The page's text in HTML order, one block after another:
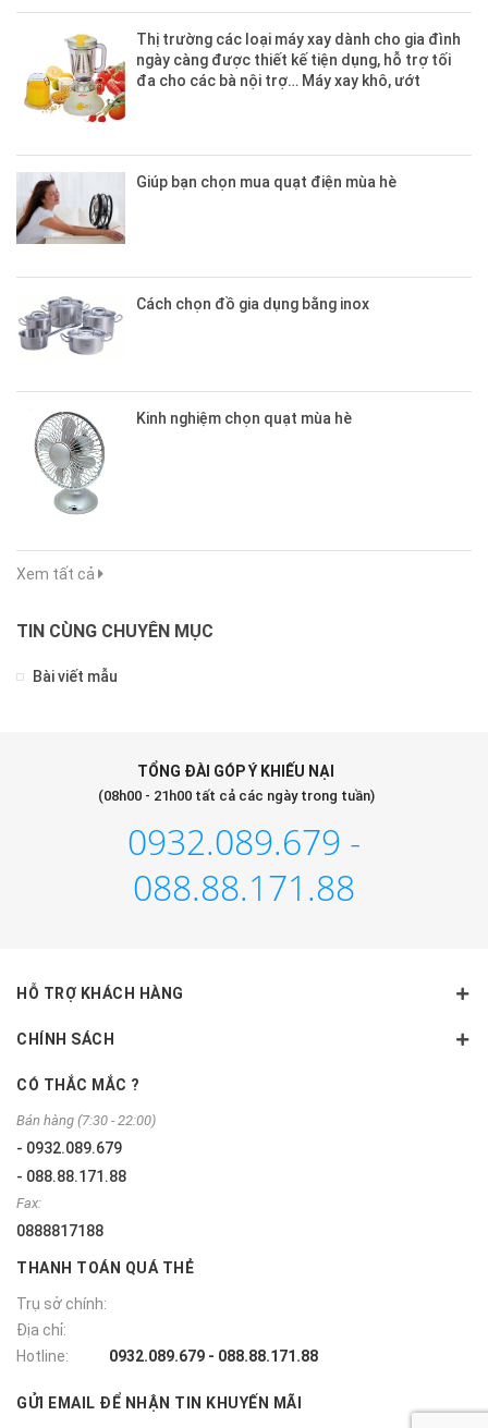
Thị trường các loại máy xay dành cho gia đình
ngày càng được thiết kế tiện dụng, hỗ trợ tối
đa cho các bà nội trợ… Máy xay khô, ướt
Giúp bạn chọn mua quạt điện mùa hè
Cách chọn đồ gia dụng bằng inox
Kinh nghiệm chọn quạt mùa hè
Xem tất cả
TIN CÙNG CHUYÊN MỤC
Bài viết mẫu
TỔNG ĐÀI GÓP Ý KHIẾU NẠI
(08h00 - 21h00 tất cả các ngày trong tuần)
0932.089.679 -
088.88.171.88
HỖ TRỢ KHÁCH HÀNG
CHÍNH SÁCH
CÓ THẮC MẮC ?
Bán hàng (7:30 - 22:00)
- 0932.089.679
- 088.88.171.88
Fax:
0888817188
THANH TOÁN QUÁ THẺ
Trụ sở chính:
Địa chỉ:
Hotline:
0932.089.679 - 088.88.171.88
GỬI EMAIL ĐỂ NHẬN TIN KHUYẾN MÃI